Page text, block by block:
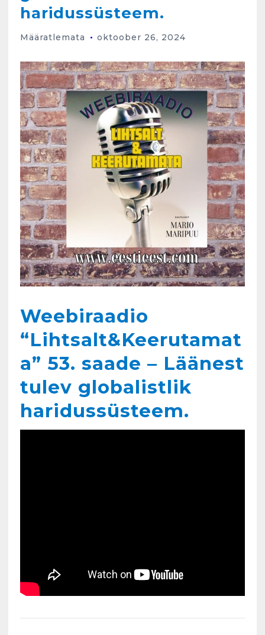
haridussüsteem.
Määratlemata oktoober 26, 2024
Weebiraadio
“Lihtsalt&Keerutamat
a” 53. saade – Läänest
tulev globalistlik
haridussüsteem.